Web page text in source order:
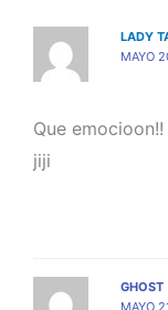
LADY
MAYO
Que
jiji
GHOST
MAYO